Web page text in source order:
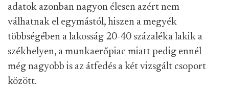
adatok azonban nagyon élesen azért nem
válhatnak el egymástól, hiszen a megyék
többségében a lakosság 20-40 százaléka lakik a
székhelyen, a munkaerőpiac miatt pedig ennél
még nagyobb is az átfedés a két vizsgált csoport
között.